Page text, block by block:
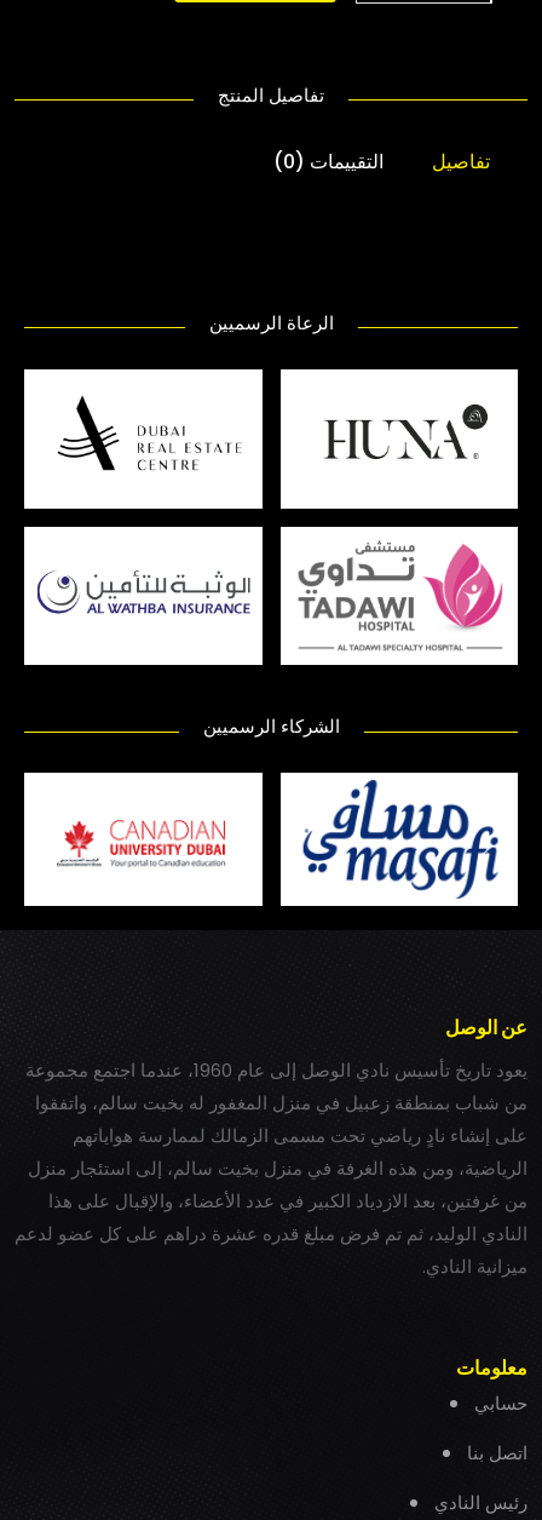
تفاصيل المنتج
تفاصيل التقييمات (0)
الرعاة الرسميين
الشركاء الرسميين
عن الوصل
يعود تاريخ تأسيس نادي الوصل إلى عام 1960، عندما اجتمع مجموعة
من شباب بمنطقة زعبيل في منزل المغفور له بخيت سالم، واتفقوا
على إنشاء نادٍ رياضي تحت مسمى الزمالك لممارسة هواياتهم
الرياضية، ومن هذه الغرفة في منزل بخيت سالم، إلى استئجار منزل
من غرفتين، بعد الازدياد الكبير في عدد الأعضاء، والإقبال على هذا
النادي الوليد، ثم تم فرض مبلغ قدره عشرة دراهم على كل عضو لدعم
ميزانية النادي.
معلومات
حسابي
اتصل بنا
رئيس النادي